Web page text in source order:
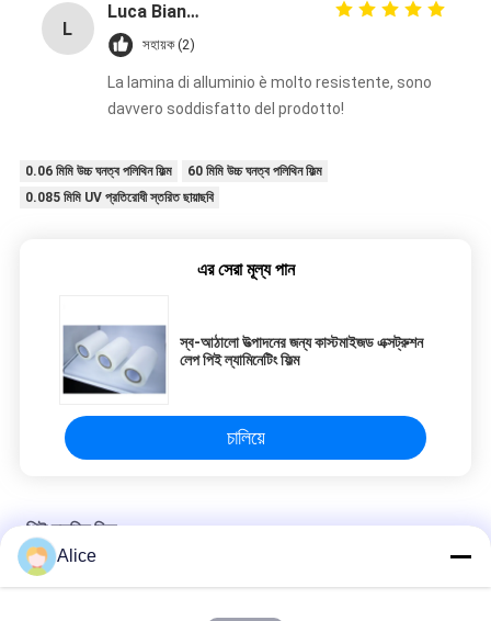
L
Luca Bianchi
সহায়ক (2)
La lamina di alluminio è molto resistente, sono
davvero soddisfatto del prodotto!
0.06 মিমি উচ্চ ঘনত্ব পলিথিন ফিল্ম
60 মিমি উচ্চ ঘনত্ব পলিথিন ফিল্ম
0.085 মিমি UV প্রতিরোধী স্তরিত ছায়াছবি
এর সেরা মূল্য পান
স্ব-আঠালো উত্পাদনের জন্য কাস্টমাইজড এক্সট্রুশন
লেপ পিই ল্যামিনেটিং ফিল্ম
চালিয়ে
পিই স্তরিত ফিল্ম
Alice